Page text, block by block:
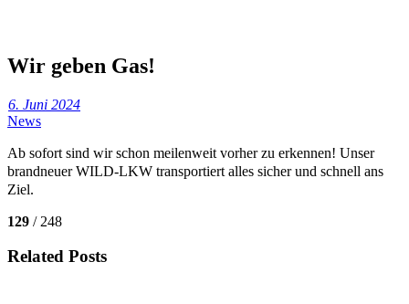
Wir geben Gas!
6. Juni 2024
News
Ab sofort sind wir schon meilenweit vorher zu erkennen! Unser
brandneuer WILD-LKW transportiert alles sicher und schnell ans
Ziel.
129 / 248
Related Posts